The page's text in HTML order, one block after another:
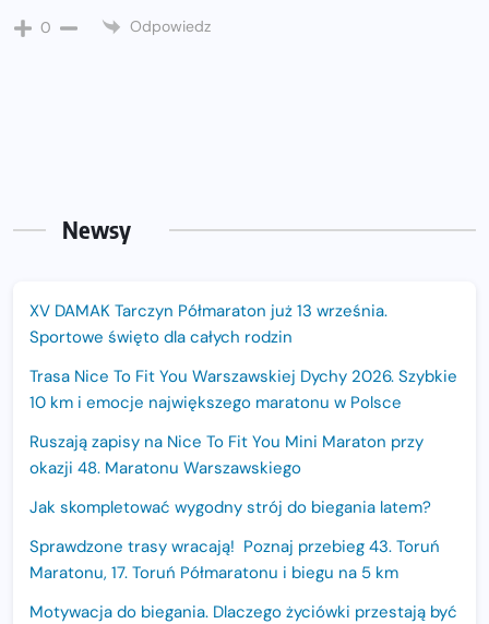
0 Odpowiedz
Newsy
XV DAMAK Tarczyn Półmaraton już 13 września.
Sportowe święto dla całych rodzin
Trasa Nice To Fit You Warszawskiej Dychy 2026. Szybkie
10 km i emocje największego maratonu w Polsce
Ruszają zapisy na Nice To Fit You Mini Maraton przy
okazji 48. Maratonu Warszawskiego
Jak skompletować wygodny strój do biegania latem?
Sprawdzone trasy wracają! Poznaj przebieg 43. Toruń
Maratonu, 17. Toruń Półmaratonu i biegu na 5 km
Motywacja do biegania. Dlaczego życiówki przestają być